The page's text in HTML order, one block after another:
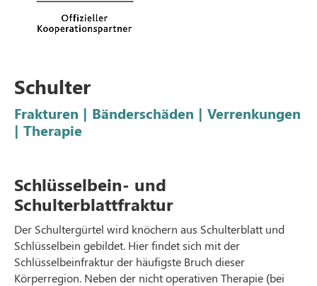
Schulter
Frakturen | Bänderschäden | Verrenkungen
| Therapie
Schlüsselbein- und
Schulterblattfraktur
Der Schultergürtel wird knöchern aus Schulterblatt und
Schlüsselbein gebildet. Hier findet sich mit der
Schlüsselbeinfraktur der häufigste Bruch dieser
Körperregion. Neben der nicht operativen Therapie (bei